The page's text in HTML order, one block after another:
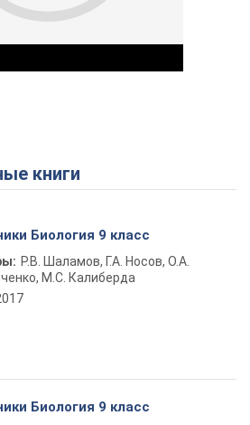
Play Video
книги
Биология 9 класс
Р.В. Шаламов, Г.А. Носов, О.А.
М.С. Калиберда
Биология 9 класс